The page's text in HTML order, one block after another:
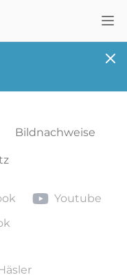
Bildnachweise
YoutubeYoutube